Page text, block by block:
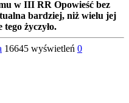
w III RR Opowieść bez
bardziej, niż wielu jej
życzyło.
16645 wyświetleń 0